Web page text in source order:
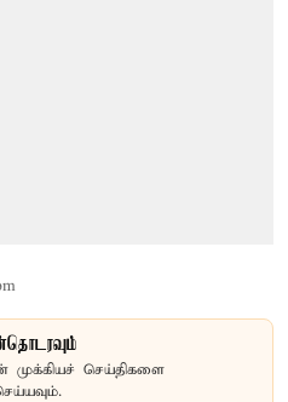
முக்கியச் செய்திகளை